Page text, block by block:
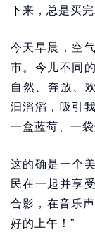
下来，总是买完
今天早晨，空
市。今儿不同
自然、奔放、
汩滔滔，吸引
一盒蓝莓、一
这的确是一个
民在一起并享
合影，在音乐
好的上午！”